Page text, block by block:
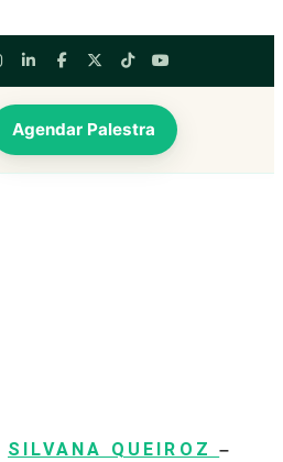
Agendar Palestra
SILVANA QUEIROZ–